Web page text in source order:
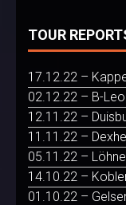
TOUR
17.12.22 –
02.12.22 – B-
12.11.22 –
11.11.22 –
05.11.22 – Löhne
14.10.22 –
01.10.22 –